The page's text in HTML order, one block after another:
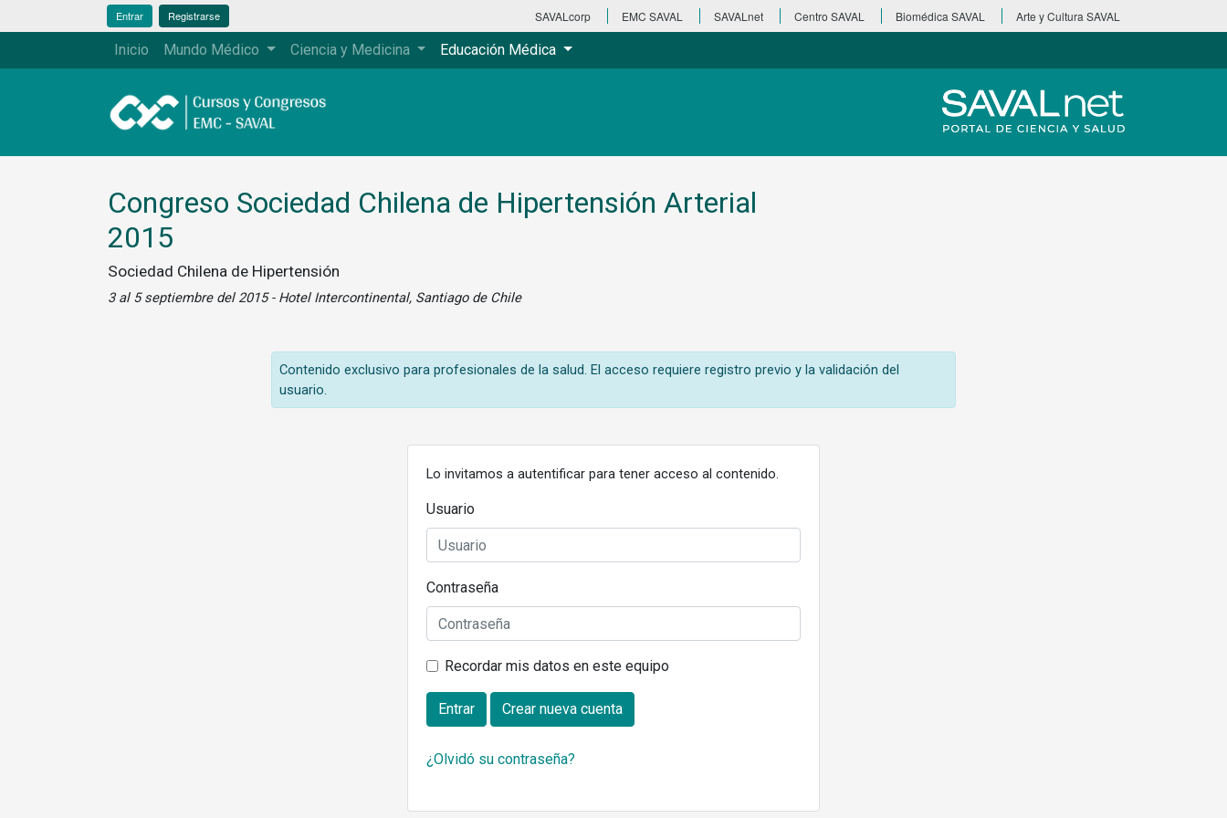
Entrar Registrarse SAVALcorp EMC SAVAL SAVALnet Centro SAVAL Biomédica SAVAL Arte y Cultura SAVAL
Inicio Mundo Médico Ciencia y Medicina Educación Médica
Congreso Sociedad Chilena de Hipertensión Arterial
2015
Sociedad Chilena de Hipertensión
3 al 5 septiembre del 2015 - Hotel Intercontinental, Santiago de Chile
Contenido exclusivo para profesionales de la salud. El acceso requiere registro previo y la validación del
usuario.
Lo invitamos a autentificar para tener acceso al contenido.
Usuario
Contraseña
Recordar mis datos en este equipo
Entrar Crear nueva cuenta
¿Olvidó su contraseña?